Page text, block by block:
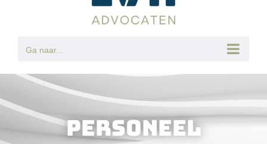
Ga naar...
Personeel